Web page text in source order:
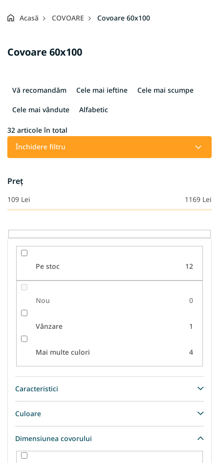
Acasă COVOARE Covoare 60x100
Covoare 60x100
e
e
t
a
p
r
o
u
s
Vă recomandăm Cele mai ieftine Cele mai scumpe
Cele mai vândute Alfabetic
32 articole în total
Închidere filtru
Preţ
109 Lei 1169 Lei
Pe stoc 12
Nou 0
Vânzare 1
Mai multe culori 4
Caracteristici
Culoare
Dimensiunea covorului